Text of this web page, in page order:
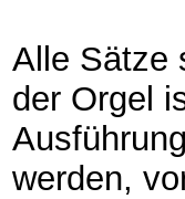
Alle Sätze
der Orgel
werden,